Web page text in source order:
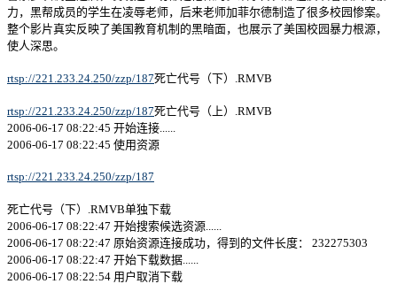
力，黑帮成员的学生在凌辱老师，后来老师加菲尔德制造了很多校园惨案。
整个影片真实反映了美国教育机制的黑暗面，也展示了美国校园暴力根源，
使人深思。
rtsp://221.233.24.250/zzp/187死亡代号（下）.RMVB
rtsp://221.233.24.250/zzp/187死亡代号（上）.RMVB
2006-06-17 08:22:45 开始连接......
2006-06-17 08:22:45 使用资源
rtsp://221.233.24.250/zzp/187
死亡代号（下）.RMVB单独下载
2006-06-17 08:22:47 开始搜索候选资源......
2006-06-17 08:22:47 原始资源连接成功，得到的文件长度： 232275303
2006-06-17 08:22:47 开始下载数据......
2006-06-17 08:22:54 用户取消下载